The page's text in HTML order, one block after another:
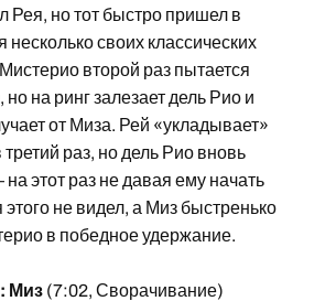
Рея, но тот быстро пришел в
несколько своих классических
второй раз пытается
но на ринг залезает дель Рио и
от Миза. Рей «укладывает»
раз, но дель Рио вновь
этот раз не давая ему начать
этого не видел, а Миз быстренько
в победное удержание.
Миз(7:02, Сворачивание)